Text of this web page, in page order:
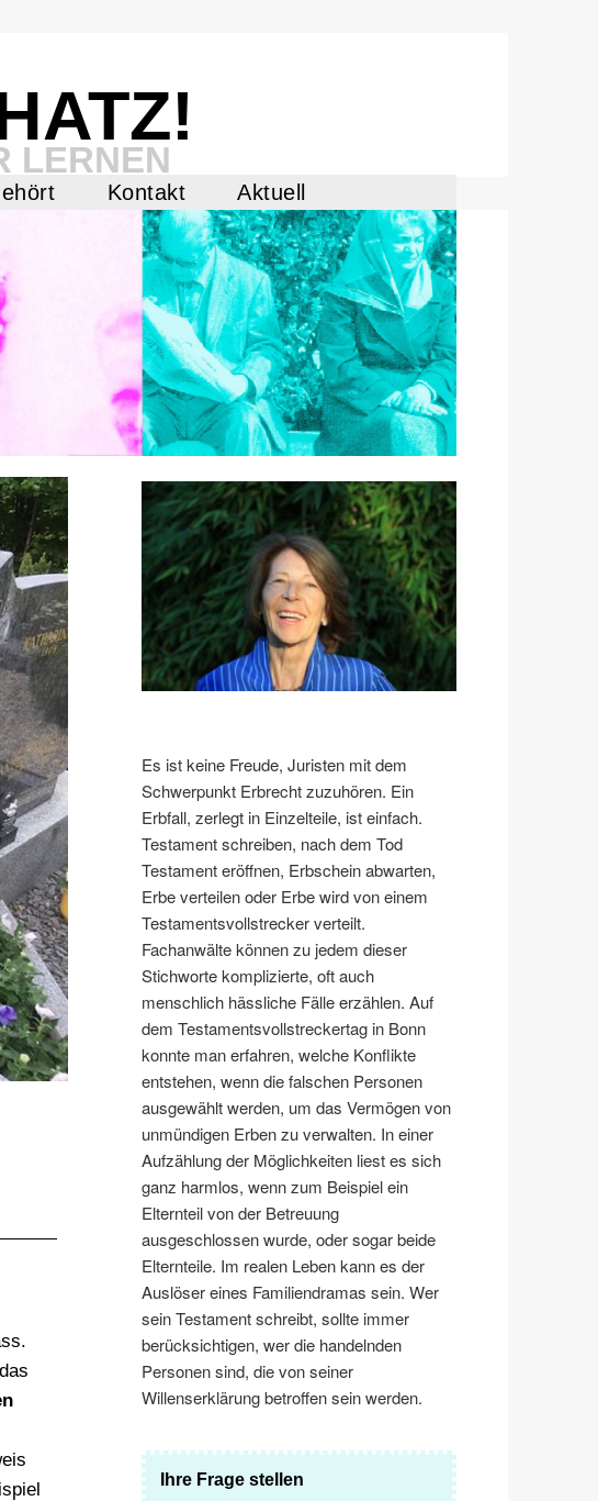
LERNEN
Kontakt Aktuell
Es ist keine Freude, Juristen mit dem
Schwerpunkt Erbrecht zuzuhören. Ein
Erbfall, zerlegt in Einzelteile, ist einfach.
Testament schreiben, nach dem Tod
Testament eröffnen, Erbschein abwarten,
Erbe verteilen oder Erbe wird von einem
Testamentsvollstrecker verteilt.
Fachanwälte können zu jedem dieser
Stichworte komplizierte, oft auch
menschlich hässliche Fälle erzählen. Auf
dem Testamentsvollstreckertag in Bonn
konnte man erfahren, welche Konflikte
entstehen, wenn die falschen Personen
ausgewählt werden, um das Vermögen von
unmündigen Erben zu verwalten. In einer
Aufzählung der Möglichkeiten liest es sich
ganz harmlos, wenn zum Beispiel ein
Elternteil von der Betreuung
ausgeschlossen wurde, oder sogar beide
Elternteile. Im realen Leben kann es der
Auslöser eines Familiendramas sein. Wer
sein Testament schreibt, sollte immer
berücksichtigen, wer die handelnden
Personen sind, die von seiner
Willenserklärung betroffen sein werden.
Ihre Frage stellen